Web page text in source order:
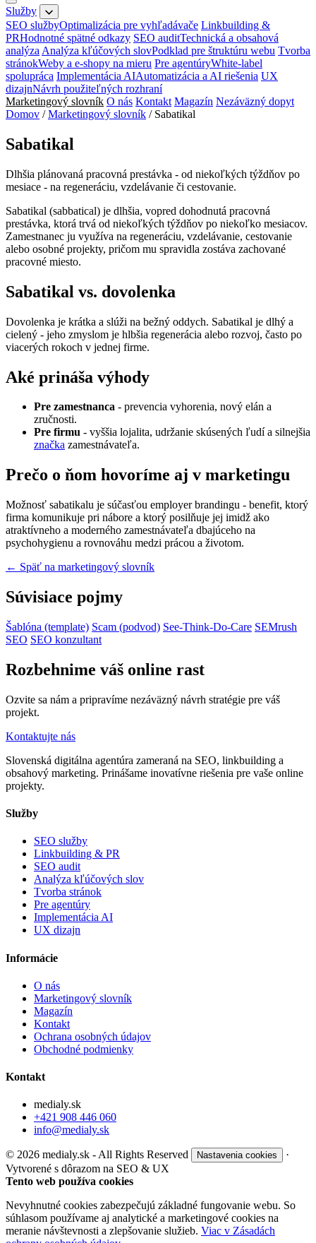
Služby
SEO službyOptimalizácia pre vyhľadávače Linkbuilding &
PRHodnotné spätné odkazy SEO auditTechnická a obsahová
analýza Analýza kľúčových slovPodklad pre štruktúru webu Tvorba
stránokWeby a e-shopy na mieru Pre agentúryWhite-label
spolupráca Implementácia AIAutomatizácia a AI riešenia UX
dizajnNávrh použiteľných rozhraní
Marketingový slovník O nás Kontakt Magazín Nezáväzný dopyt
Domov / Marketingový slovník /Sabatikal
Sabatikal
Dlhšia plánovaná pracovná prestávka - od niekoľkých týždňov po
mesiace - na regeneráciu, vzdelávanie či cestovanie.
Sabatikal (sabbatical) je dlhšia, vopred dohodnutá pracovná
prestávka, ktorá trvá od niekoľkých týždňov po niekoľko mesiacov.
Zamestnanec ju využíva na regeneráciu, vzdelávanie, cestovanie
alebo osobné projekty, pričom mu spravidla zostáva zachované
pracovné miesto.
Sabatikal vs. dovolenka
Dovolenka je krátka a slúži na bežný oddych. Sabatikal je dlhý a
cielený - jeho zmyslom je hlbšia regenerácia alebo rozvoj, často po
viacerých rokoch v jednej firme.
Aké prináša výhody
Pre zamestnanca - prevencia vyhorenia, nový elán a
zručnosti.
Pre firmu - vyššia lojalita, udržanie skúsených ľudí a silnejšia
značka zamestnávateľa.
Prečo o ňom hovoríme aj v marketingu
Možnosť sabatikalu je súčasťou employer brandingu - benefit, ktorý
firma komunikuje pri nábore a ktorý posilňuje jej imidž ako
atraktívneho a moderného zamestnávateľa dbajúceho na
psychohygienu a rovnováhu medzi prácou a životom.
← Späť na marketingový slovník
Súvisiace pojmy
Šablóna (template) Scam (podvod) See-Think-Do-Care SEMrush
SEO SEO konzultant
Rozbehnime váš online rast
Ozvite sa nám a pripravíme nezáväzný návrh stratégie pre váš
projekt.
Kontaktujte nás
Slovenská digitálna agentúra zameraná na SEO, linkbuilding a
obsahový marketing. Prinášame inovatívne riešenia pre vaše online
projekty.
Služby
SEO služby
Linkbuilding & PR
SEO audit
Analýza kľúčových slov
Tvorba stránok
Pre agentúry
Implementácia AI
UX dizajn
Informácie
O nás
Marketingový slovník
Magazín
Kontakt
Ochrana osobných údajov
Obchodné podmienky
Kontakt
medialy.sk
+421 908 446 060
info@medialy.sk
© 2026 medialy.sk - All Rights Reserved Nastavenia cookies
·
Vytvorené s dôrazom na SEO & UX
Tento web používa cookies
Nevyhnutné cookies zabezpečujú základné fungovanie webu. So
súhlasom používame aj analytické a marketingové cookies na
meranie návštevnosti a zlepšovanie služieb. Viac v Zásadách